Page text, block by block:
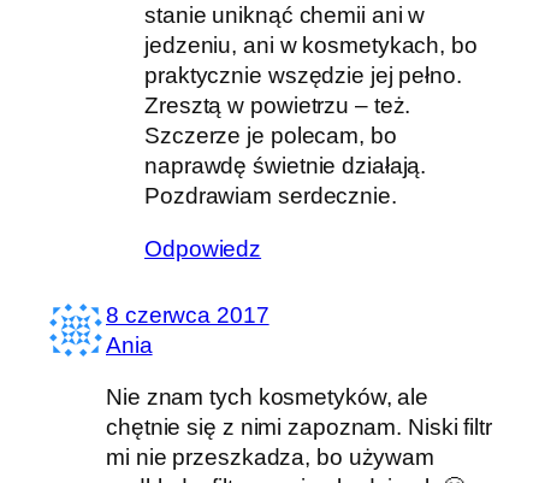
stanie uniknąć chemii ani w
jedzeniu, ani w kosmetykach, bo
praktycznie wszędzie jej pełno.
Zresztą w powietrzu – też.
Szczerze je polecam, bo
naprawdę świetnie działają.
Pozdrawiam serdecznie.
Odpowiedz
8 czerwca 2017
Ania
Nie znam tych kosmetyków, ale
chętnie się z nimi zapoznam. Niski filtr
mi nie przeszkadza, bo używam